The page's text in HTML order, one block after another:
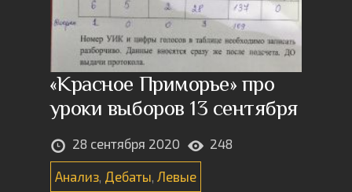
«Красное Приморье» про
уроки выборов 13 сентября
28 сентября 2020 248
Анализ Дебаты Левые